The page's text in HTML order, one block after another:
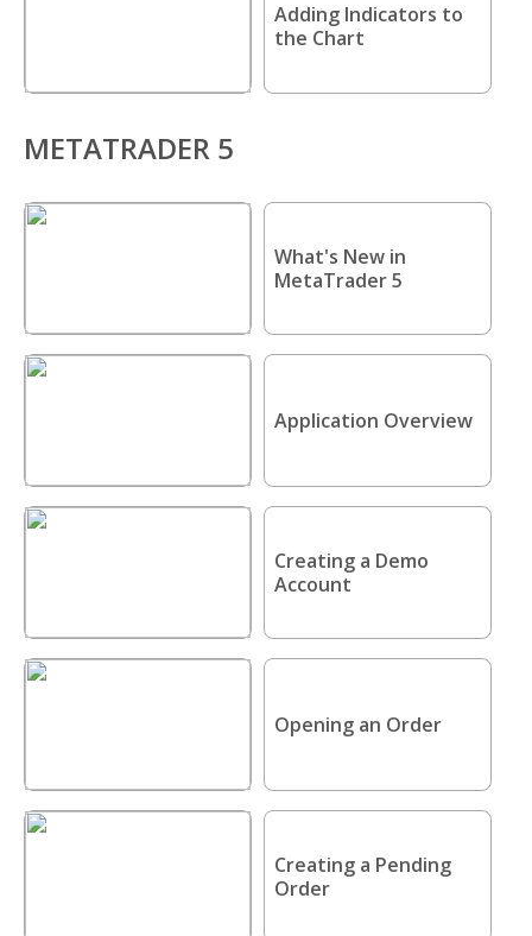
Adding Indicators to
the Chart
METATRADER 5
What's New in
MetaTrader 5
Application Overview
Creating a Demo
Account
Opening an Order
Creating a Pending
Order